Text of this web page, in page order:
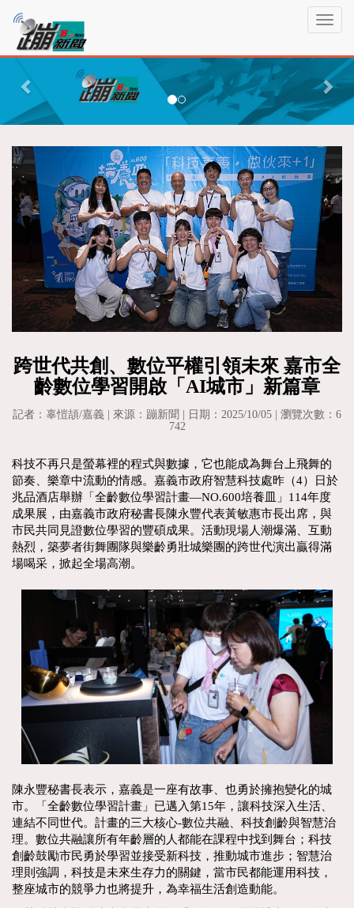
T
g
l
e
v
i
a
t
蹦
新
聞P
r
v
i
o
u
s
N
e
x
t
跨世代共創、數位平權引領未來 嘉市全
齡數位學習開啟「AI城市」新篇章
記者：辜愷頡/嘉義 | 來源：蹦新聞 | 日期：2025/10/05 | 瀏覽次數：6
742
科技不再只是螢幕裡的程式與數據，它也能成為舞台上飛舞的
節奏、樂章中流動的情感。嘉義市政府智慧科技處昨（4）日於
兆品酒店舉辦「全齡數位學習計畫—NO.600培養皿」114年度
成果展，由嘉義市政府秘書長陳永豐代表黃敏惠市長出席，與
市民共同見證數位學習的豐碩成果。活動現場人潮爆滿、互動
熱烈，築夢者街舞團隊與樂齡勇壯城樂團的跨世代演出贏得滿
場喝采，掀起全場高潮。
陳永豐秘書長表示，嘉義是一座有故事、也勇於擁抱變化的城
市。「全齡數位學習計畫」已邁入第15年，讓科技深入生活、
連結不同世代。計畫的三大核心-數位共融、科技創齡與智慧治
理。數位共融讓所有年齡層的人都能在課程中找到舞台；科技
創齡鼓勵市民勇於學習並接受新科技，推動城市進步；智慧治
理則強調，科技是未來生存力的關鍵，當市民都能運用科技，
整座城市的競爭力也將提升，為幸福生活創造動能。